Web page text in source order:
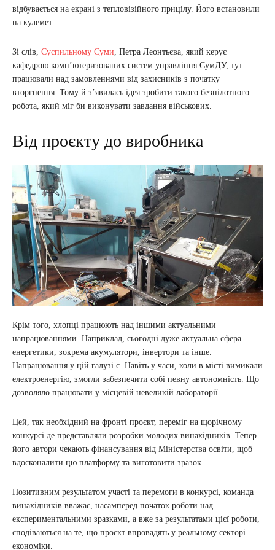
відбувається на екрані з тепловізійного прицілу. Його встановили
на кулемет.
Зі слів, Суспильному Суми, Петра Леонтьєва, який керує
кафедрою комп’ютеризованих систем управління СумДУ, тут
працювали над замовленнями від захисників з початку
вторгнення. Тому й з’явилась ідея зробити такого безпілотного
робота, який міг би виконувати завдання військових.
Від проєкту до виробника
Крім того, хлопці працюють над іншими актуальними
напрацюваннями. Наприклад, сьогодні дуже актуальна сфера
енергетики, зокрема акумулятори, інвертори та інше.
Напрацювання у цій галузі є. Навіть у часи, коли в місті вимикали
електроенергію, змогли забезпечити собі певну автономність. Що
дозволяло працювати у місцевій невеликій лабораторії.
Цей, так необхідний на фронті проєкт, переміг на щорічному
конкурсі де представляли розробки молодих винахідників. Тепер
його автори чекають фінансування від Міністерства освіти, щоб
вдосконалити цю платформу та виготовити зразок.
Позитивним результатом участі та перемоги в конкурсі, команда
винахідників вважає, насамперед початок роботи над
експериментальними зразками, а вже за результатами цієї роботи,
сподіваються на те, що проєкт впровадять у реальному секторі
економіки.